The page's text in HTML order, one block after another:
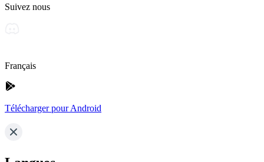
Suivez nous
Français
Télécharger pour Android